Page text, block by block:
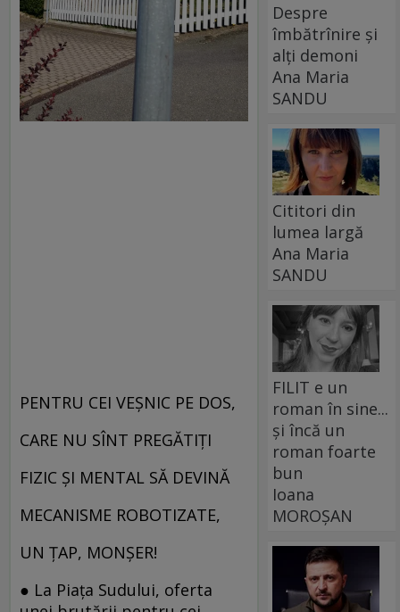
PENTRU CEI VEȘNIC PE DOS,
CARE NU SÎNT PREGĂTIȚI
FIZIC ȘI MENTAL SĂ DEVINĂ
MECANISME ROBOTIZATE,
UN ȚAP, MONȘER!
● La Piața Sudului, oferta
Despre
îmbătrînire și
alți demoni
Ana Maria
SANDU
Cititori din
lumea largă
Ana Maria
SANDU
FILIT e un
roman în sine...
și încă un
roman foarte
bun
Ioana
MOROȘAN